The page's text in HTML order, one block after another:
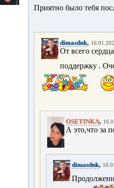
Приятно было тебя
dimasdnk,
От всего
поддержку .
OSETINKA,
А это,что за
dimasdnk,